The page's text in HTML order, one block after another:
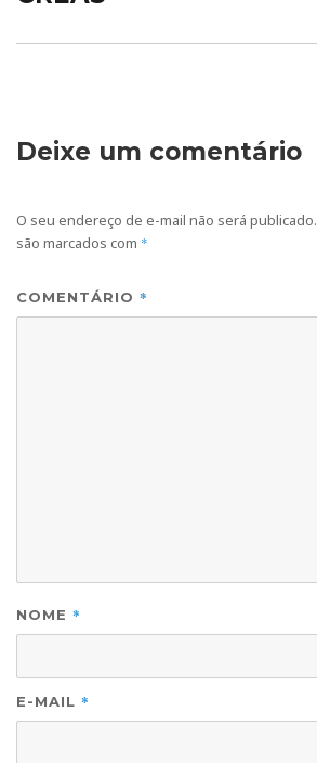
Deixe um comentário
O seu endereço de e-mail não será publicado.
são marcados com *
COMENTÁRIO *
NOME *
E-MAIL *